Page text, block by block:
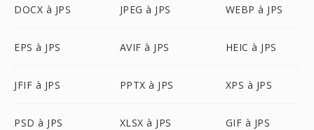
DOCX à JPS JPEG à JPS WEBP à JPS
EPS à JPS AVIF à JPS HEIC à JPS
JFIF à JPS PPTX à JPS XPS à JPS
PSD à JPS XLSX à JPS GIF à JPS